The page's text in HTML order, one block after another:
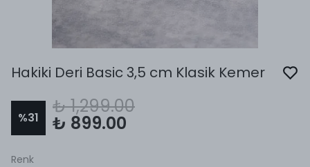
Hakiki Deri Basic 3,5 cm Klasik Kemer
%31
₺ 1,299.00
₺ 899.00
Renk